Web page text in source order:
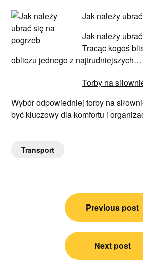
Jak należy
Jak należy
Tracąc kogoś
obliczu jednego z najtrudniejszych…
Torby na
Wybór odpowiedniej torby na
być kluczowy dla komfortu i
Transport
Nawigacja
Previous post
Next post